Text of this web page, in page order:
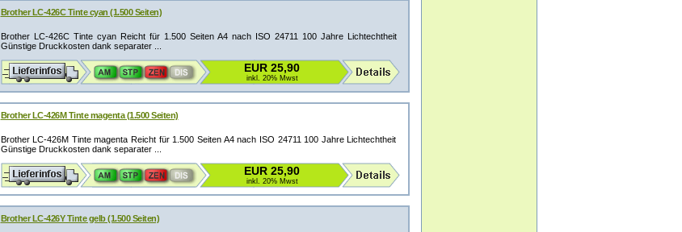
Brother LC-426C Tinte cyan (1.500 Seiten)
Brother LC-426C Tinte cyan Reicht für 1.500 Seiten A4 nach ISO 24711 100 Jahre Lichtechtheit
Günstige Druckkosten dank separater ...
EUR 25,90
inkl. 20% Mwst
Brother LC-426M Tinte magenta (1.500 Seiten)
Brother LC-426M Tinte magenta Reicht für 1.500 Seiten A4 nach ISO 24711 100 Jahre Lichtechtheit
Günstige Druckkosten dank separater ...
EUR 25,90
inkl. 20% Mwst
Brother LC-426Y Tinte gelb (1.500 Seiten)